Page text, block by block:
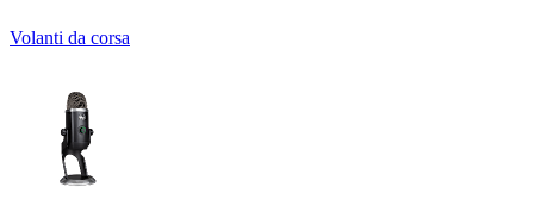
Volanti da corsa